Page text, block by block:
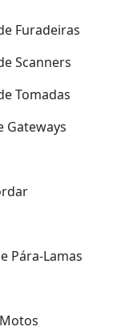
Furadeiras
Scanners
Tomadas
Gateways
Pára-Lamas